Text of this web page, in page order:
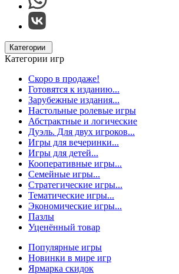
Категории
Категории игр
Скоро в продаже!
Готовятся к изданию...
Зарубежные издания...
Настольные ролевые игры
Абстрактные и логические
Дуэль. Для двух игроков...
Игры для вечеринки...
Игры для детей...
Кооперативные игры...
Семейные игры...
Стратегические игры...
Тематические игры...
Экономические игры...
Пазлы
Уценённый товар
Популярные игры
Новинки в мире игр
Ярмарка скидок